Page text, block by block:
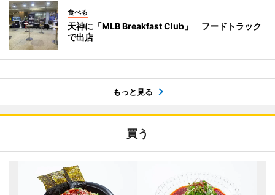
食べる
天神に「MLB Breakfast Club」 フードトラック
で出店
もっと見る
買う